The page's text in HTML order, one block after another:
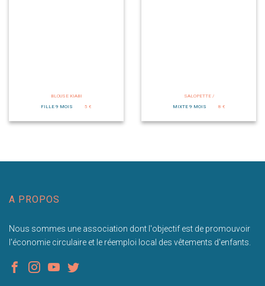
BLOUSE KIABI
FILLE 9 MOIS
5 €
SALOPETTE /
MIXTE 9 MOIS
8 €
A PROPOS
Nous sommes une association dont l'objectif est de promouvoir
l'économie circulaire et le réemploi local des vêtements d'enfants.